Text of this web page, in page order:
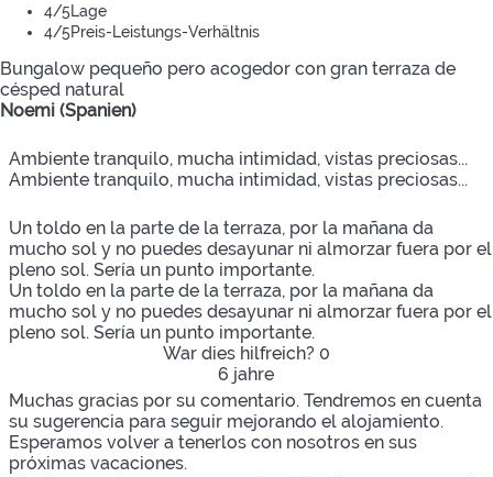
4/5Lage
4/5Preis-Leistungs-Verhältnis
Bungalow pequeño pero acogedor con gran terraza de
césped natural
Noemi (Spanien)
Ambiente tranquilo, mucha intimidad, vistas preciosas...
Ambiente tranquilo, mucha intimidad, vistas preciosas...
Un toldo en la parte de la terraza, por la mañana da
mucho sol y no puedes desayunar ni almorzar fuera por el
pleno sol. Sería un punto importante.
Un toldo en la parte de la terraza, por la mañana da
mucho sol y no puedes desayunar ni almorzar fuera por el
pleno sol. Sería un punto importante.
War dies hilfreich? 0
6 jahre
Muchas gracias por su comentario. Tendremos en cuenta
su sugerencia para seguir mejorando el alojamiento.
Esperamos volver a tenerlos con nosotros en sus
próximas vacaciones.